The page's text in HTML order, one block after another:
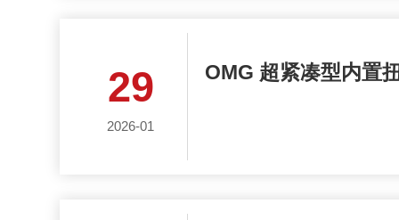
29
2026-01
OMG 超紧凑型内置